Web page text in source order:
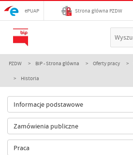
ePUAP Strona główna PZDW
PZDW BIP - Strona główna Oferty pracy
Historia
Informacje podstawowe
Zamówienia publiczne
Praca